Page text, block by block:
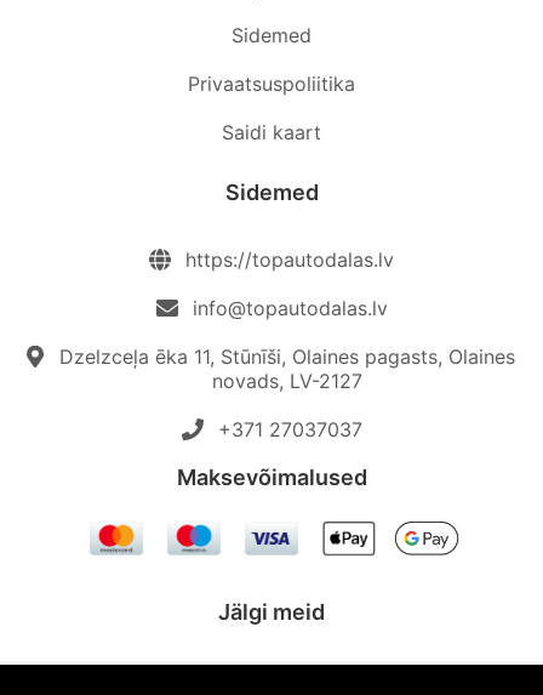
Sidemed
Privaatsuspoliitika
Saidi kaart
Sidemed
https://topautodalas.lv
info@topautodalas.lv
Dzelzceļa ēka 11, Stūnīši, Olaines pagasts, Olaines
novads, LV-2127
+371 27037037‬
Maksevõimalused
Jälgi meid